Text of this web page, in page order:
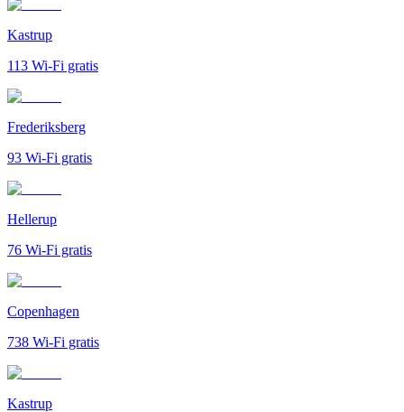
Kastrup
113 Wi-Fi gratis
Frederiksberg
93 Wi-Fi gratis
Hellerup
76 Wi-Fi gratis
Copenhagen
738 Wi-Fi gratis
Kastrup